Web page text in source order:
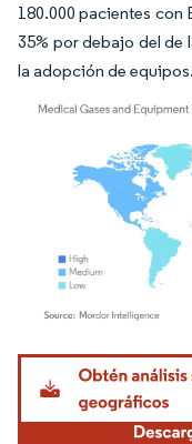
180.000 pacientes con
35% por debajo del de
la adopción de equipos.
Imagen © Mordor